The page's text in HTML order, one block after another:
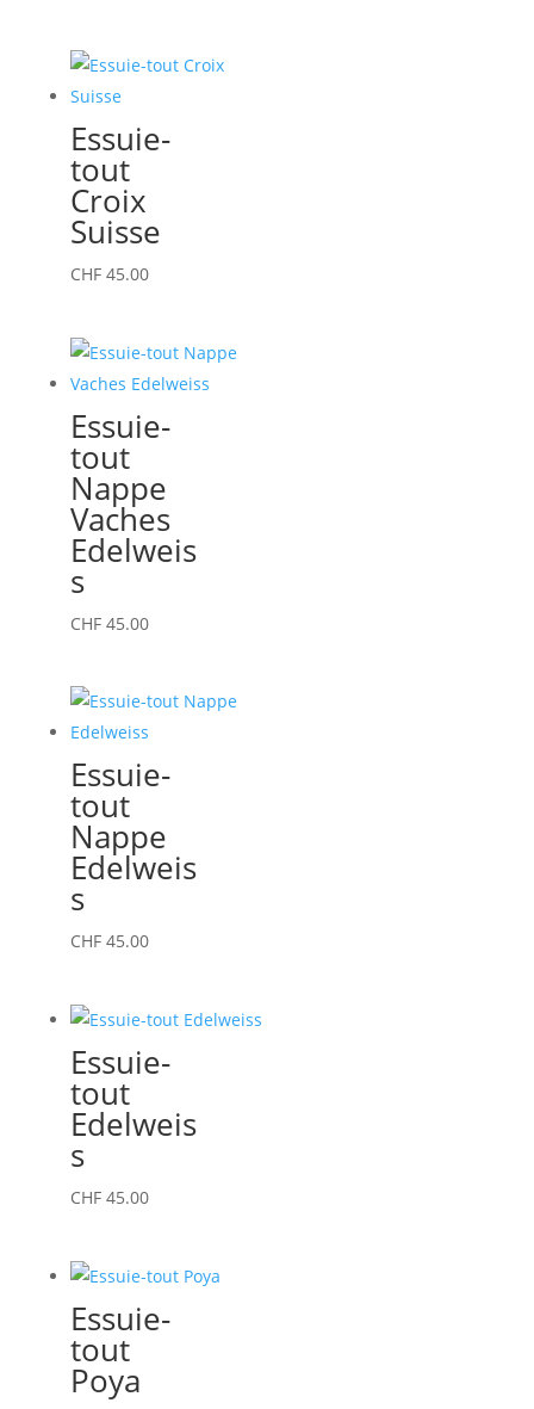
Essuie-
tout
Croix
Suisse
CHF45.00
Essuie-
tout
Nappe
Vaches
Edelweis
s
CHF45.00
Essuie-
tout
Nappe
Edelweis
s
CHF45.00
Essuie-
tout
Edelweis
s
CHF45.00
Essuie-
tout
Poya